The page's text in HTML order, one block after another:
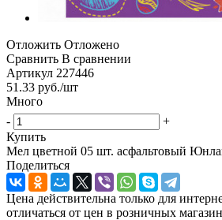
Отложить Отложено
Сравнить В сравнении
Артикул 227446
51.33 руб./шт
Много
-
+
Купить
Мел цветной 05 шт. асфальтовый
Поделиться
Цена действительна только для
отличаться от цен в розничных